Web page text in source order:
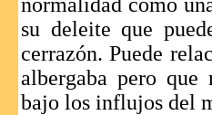
su deleite que
cerrazón. Puede
albergaba pero
bajo los influjos del